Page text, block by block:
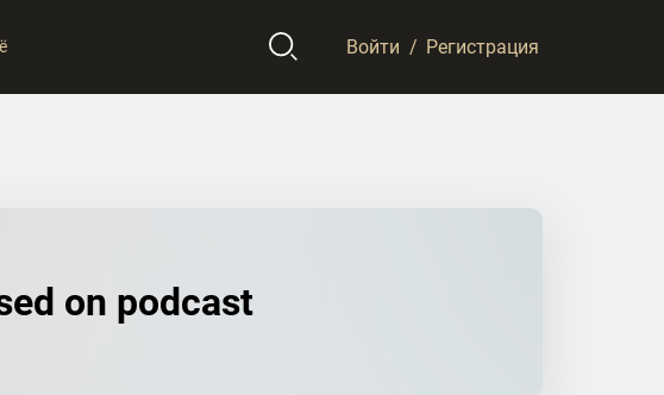
Войти / Регистрация
on podcast